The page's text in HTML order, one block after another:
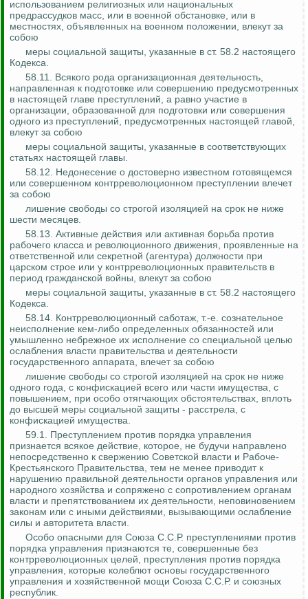
использованием религиозных или национальных
предрассудков масс, или в военной обстановке, или в
местностях, объявленных на военном положении, влекут за
собою
меры социальной защиты, указанные в ст. 58.2 настоящего
Кодекса.
58.11. Всякого рода организационная деятельность,
направленная к подготовке или совершению предусмотренных
в настоящей главе преступлений, а равно участие в
организации, образованной для подготовки или совершения
одного из преступлений, предусмотренных настоящей главой,
влекут за собою
меры социальной защиты, указанные в соответствующих
статьях настоящей главы.
58.12. Недонесение о достоверно известном готовящемся
или совершенном контрреволюционном преступлении влечет
за собою
лишение свободы со строгой изоляцией на срок не ниже
шести месяцев.
58.13. Активные действия или активная борьба против
рабочего класса и революционного движения, проявленные на
ответственной или секретной (агентура) должности при
царском строе или у контрреволюционных правительств в
период гражданской войны, влекут за собою
меры социальной защиты, указанные в ст. 58.2 настоящего
Кодекса.
58.14. Контрреволюционный саботаж, т.-е. сознательное
неисполнение кем-либо определенных обязанностей или
умышленно небрежное их исполнение со специальной целью
ослабления власти правительства и деятельности
государственного аппарата, влечет за собою
лишение свободы со строгой изоляцией на срок не ниже
одного года, с конфискацией всего или части имущества, с
повышением, при особо отягчающих обстоятельствах, вплоть
до высшей меры социальной защиты - расстрела, с
конфискацией имущества.
59.1. Преступлением против порядка управления
признается всякое действие, которое, не будучи направлено
непосредственно к свержению Советской власти и Рабоче-
Крестьянского Правительства, тем не менее приводит к
нарушению правильной деятельности органов управления или
народного хозяйства и сопряжено с сопротивлением органам
власти и препятствованием их деятельности, неповиновением
законам или с иными действиями, вызывающими ослабление
силы и авторитета власти.
Особо опасными для Союза С.С.Р. преступлениями против
порядка управления признаются те, совершенные без
контрреволюционных целей, преступления против порядка
управления, которые колеблют основы государственного
управления и хозяйственной мощи Союза С.С.Р. и союзных
республик.